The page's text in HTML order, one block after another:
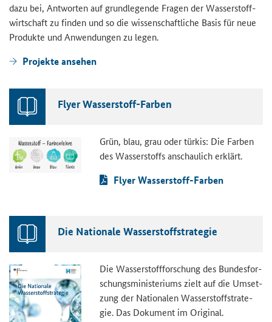
dazu bei, Ant­wor­ten auf grund­le­gen­de Fra­gen der Was­ser­stoff­
wirt­schaft zu fin­den und so die wis­sen­schaft­li­che Basis für neue
Pro­duk­te und An­wen­dun­gen zu legen.
Pro­jek­te an­se­hen
Flyer Wasserstoff-​Farben
Grün, blau, grau oder tür­kis: Die Far­ben
des Was­ser­stoffs an­schau­lich er­klärt.
Flyer Wasserstoff-​Farben
Die Na­tio­na­le Was­ser­stoff­stra­te­gie
Die Was­ser­stoff­for­schung des Bun­des­for­
schungs­mi­nis­te­ri­ums zielt auf die Um­set­
zung der Na­tio­na­len Was­ser­stoff­stra­te­
gie. Das Do­ku­ment im Ori­gi­nal.